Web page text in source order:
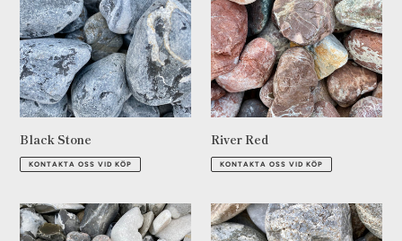
Black Stone
Ordinarie
pris
KONTAKTA OSS VID KÖP
River Red
Ordinarie
pris
KONTAKTA OSS VID KÖP
Sjösten
Mix
River